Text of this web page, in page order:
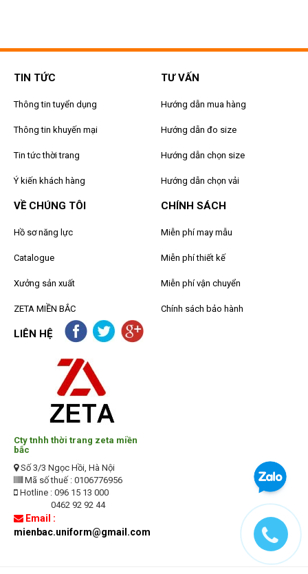
TIN TỨC
Thông tin tuyển dụng
Thông tin khuyến mại
Tin tức thời trang
Ý kiến khách hàng
TƯ VẤN
Hướng dẫn mua hàng
Hướng dẫn đo size
Hướng dẫn chọn size
Hướng dẫn chọn vải
VỀ CHÚNG TÔI
Hồ sơ năng lực
Catalogue
Xưởng sản xuất
ZETA MIỀN BẮC
CHÍNH SÁCH
Miễn phí may mẫu
Miễn phí thiết kế
Miễn phí vận chuyển
Chính sách bảo hành
LIÊN HỆ
Cty tnhh thời trang zeta miền
bắc
Số 3/3 Ngọc Hồi, Hà Nội
Mã số thuế : 0106776956
Hotline : 096 15 13 000
0462 92 92 44
Email :
mienbac.uniform@gmail.com